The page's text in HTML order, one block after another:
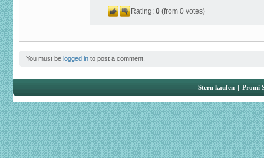
Rating: 0 (from 0 votes)
You must be logged in to post a comment.
Stern kaufen | Promi